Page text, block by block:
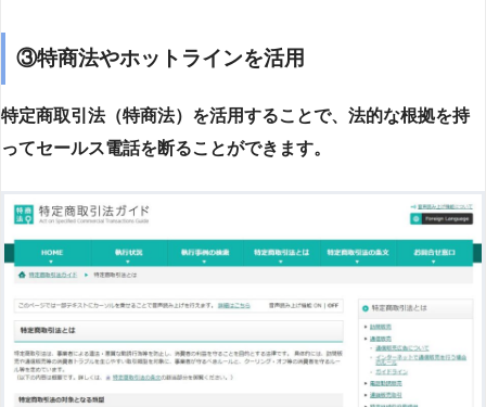
③特商法やホットラインを活用
特定商取引法（特商法）を活用することで、法的な根拠を持
ってセールス電話を断ることができます。